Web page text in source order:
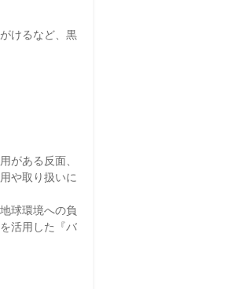
けるなど、黒
がある反面、
や取り扱いに
球環境への負
活用した『バ